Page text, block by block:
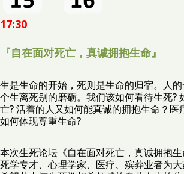
17:30
『自在面对死亡，真诚拥抱生命』
生是生命的开始，死则是生命的归宿。人
个生离死别的磨砺。我们该如何看待生死?
亡? 活着的人又如何能真诚的拥抱生命？医
如何体现尊重生命?
本次生死论坛《自在面对死亡，真诚拥抱
死学专才、心理学家、医疗、殡葬业者为